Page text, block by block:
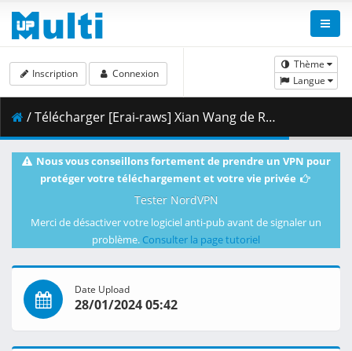
Thème
Langue
Inscription Connexion
/ Télécharger [Erai-raws] Xian Wang de Richang Shenghuo 4 - 08 [1080p][Multiple Subtitle][5B9AB6BD].mkv.002 ( 373.89 MB )
Nous vous conseillons fortement de prendre un VPN pour
protéger votre téléchargement et votre vie privée
Tester NordVPN
Merci de désactiver votre logiciel anti-pub avant de signaler un
problème. Consulter la page tutoriel
Date Upload
28/01/2024 05:42